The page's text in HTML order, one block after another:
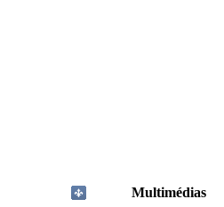
Multimédias